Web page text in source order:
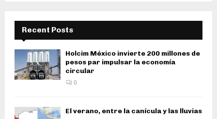
Recent Posts
Holcim México invierte 200 millones de
pesos par impulsar la economía
circular
0
El verano, entre la canícula y las lluvias